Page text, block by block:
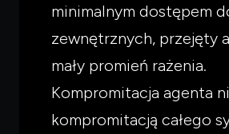
minimalnym dostępem
zewnętrznych, przejęty
mały promień rażenia.
Kompromitacja agenta
kompromitacją całego